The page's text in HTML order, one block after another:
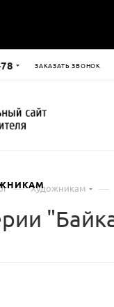
ЗАКАЗАТЬ ЗВОНОК
— Художникам —